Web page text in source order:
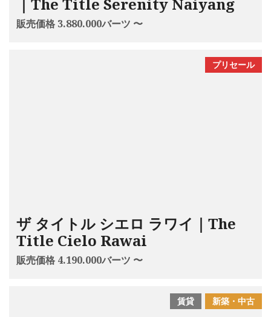
｜The Title Serenity Naiyang
販売価格 3.880.000バーツ 〜
プリセール
ザ タイトル シエロ ラワイ｜The
Title Cielo Rawai
販売価格 4.190.000バーツ 〜
新築・中古
賃貸